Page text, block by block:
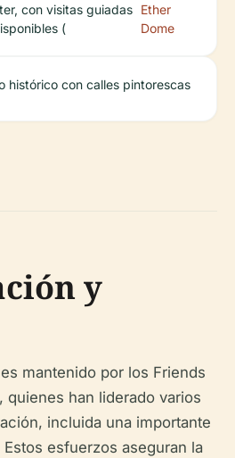
con visitas guiadas
(
Ether
Dome
histórico con calles pintorescas
y
mantenido por los Friends
quienes han liderado varios
incluida una importante
esfuerzos aseguran la